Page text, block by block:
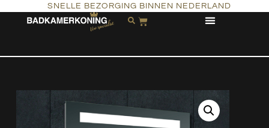
SNELLE BEZORGING BINNEN NEDERLAND